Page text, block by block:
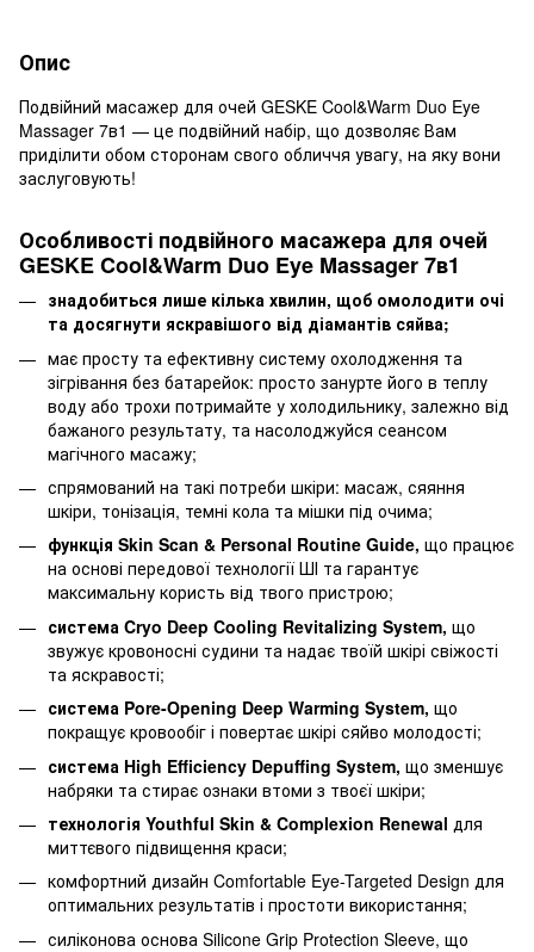
Опис
Подвійний масажер для очей GESKE Cool&Warm Duo Eye
Massager 7в1 — це подвійний набір, що дозволяє Вам
приділити обом сторонам свого обличчя увагу, на яку вони
заслуговують!
Особливості подвійного масажера для очей
GESKE Cool&Warm Duo Eye Massager 7в1
знадобиться лише кілька хвилин, щоб омолодити очі
та досягнути яскравішого від діамантів сяйва;
має просту та ефективну систему охолодження та
зігрівання без батарейок: просто занурте його в теплу
воду або трохи потримайте у холодильнику, залежно від
бажаного результату, та насолоджуйся сеансом
магічного масажу;
спрямований на такі потреби шкіри: масаж, сяяння
шкіри, тонізація, темні кола та мішки під очима;
функція Skin Scan & Personal Routine Guide, що працює
на основі передової технології ШІ та гарантує
максимальну користь від твого пристрою;
система Cryo Deep Cooling Revitalizing System, що
звужує кровоносні судини та надає твоїй шкірі свіжості
та яскравості;
система Pore-Opening Deep Warming System, що
покращує кровообіг і повертає шкірі сяйво молодості;
система High Efficiency Depuffing System, що зменшує
набряки та стирає ознаки втоми з твоєї шкіри;
технологія Youthful Skin & Complexion Renewal для
миттєвого підвищення краси;
комфортний дизайн Comfortable Eye-Targeted Design для
оптимальних результатів і простоти використання;
силіконова основа Silicone Grip Protection Sleeve, що